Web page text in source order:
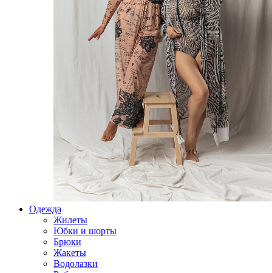
Одежда
Жилеты
Юбки и шорты
Брюки
Жакеты
Водолазки